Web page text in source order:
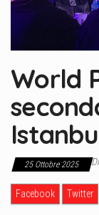
World
25 Ottobre 2025 Di
Facebook Twitter